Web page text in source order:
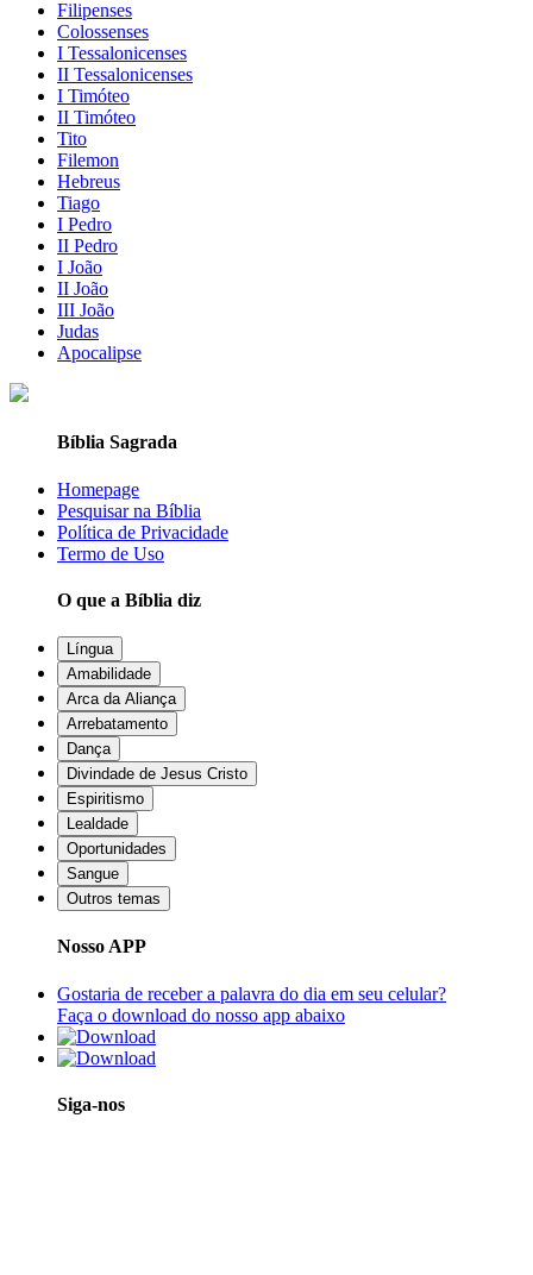
Filipenses
Colossenses
I Tessalonicenses
II Tessalonicenses
I Timóteo
II Timóteo
Tito
Filemon
Hebreus
Tiago
I Pedro
II Pedro
I João
II João
III João
Judas
Apocalipse
Bíblia Sagrada
Homepage
Pesquisar na Bíblia
Política de Privacidade
Termo de Uso
O que a Bíblia diz
Língua
Amabilidade
Arca da Aliança
Arrebatamento
Dança
Divindade de Jesus Cristo
Espiritismo
Lealdade
Oportunidades
Sangue
Outros temas
Nosso APP
Gostaria de receber a palavra do dia em seu celular?
Faça o download do nosso app abaixo
Siga-nos